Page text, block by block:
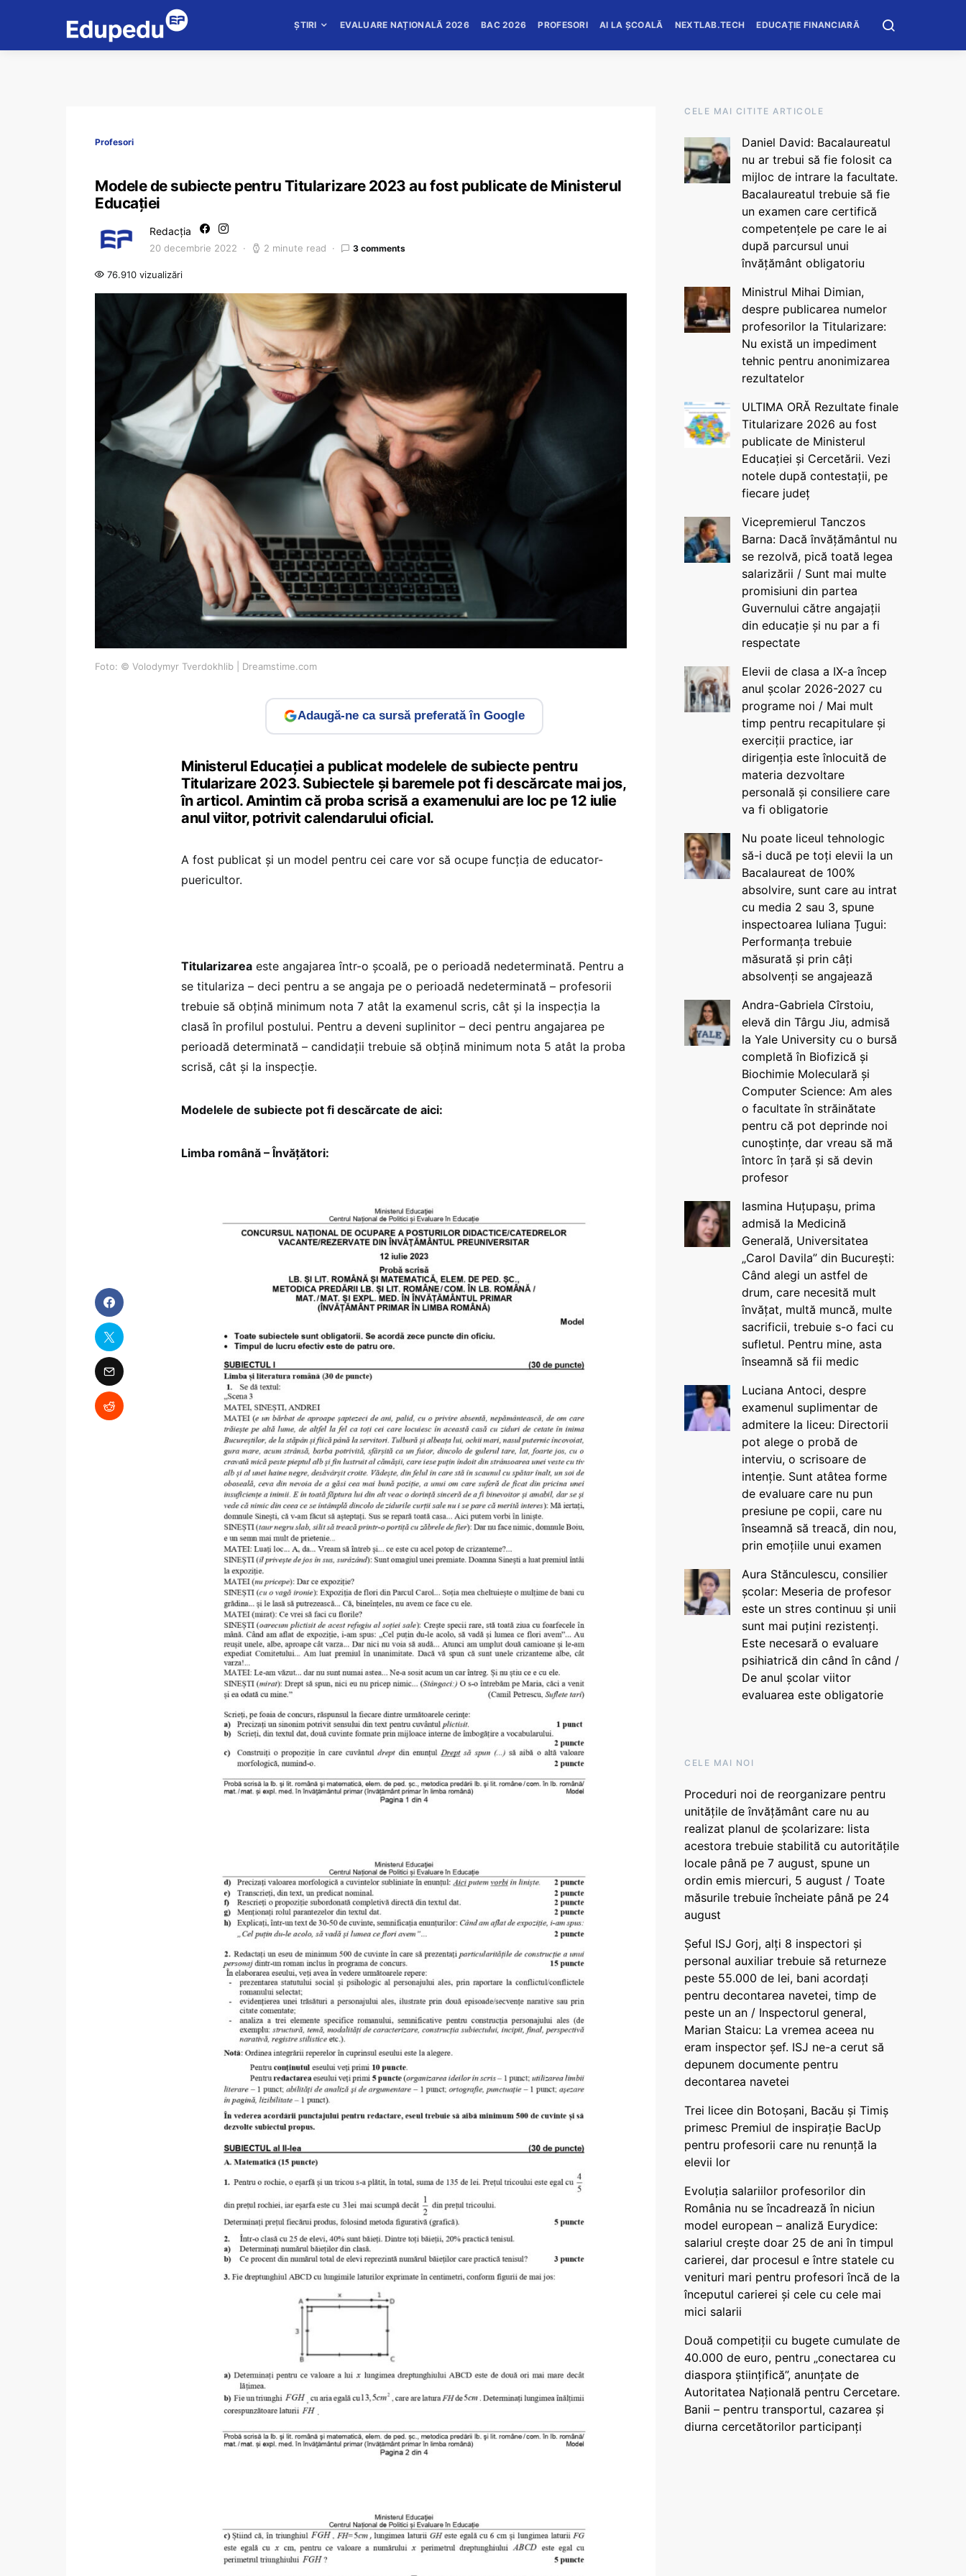
ȘTIRI EVALUARE NAȚIONALĂ 2026 BAC 2026 PROFESORI AI LA ȘCOALĂ NEXTLAB.TECH EDUCAȚIE FINANCIARĂ
Profesori
Modele de subiecte pentru Titularizare 2023 au fost publicate de Ministerul
Educației
Redacția
20 decembrie 2022 2 minute read 3 comments
76.910 vizualizări
Foto: © Volodymyr Tverdokhlib | Dreamstime.com
Adaugă-ne ca sursă preferată în Google
Ministerul Educației a publicat modelele de subiecte pentru
Titularizare 2023. Subiectele și baremele pot fi descărcate mai jos,
în articol. Amintim că proba scrisă a examenului are loc pe 12 iulie
anul viitor, potrivit calendarului oficial.
A fost publicat și un model pentru cei care vor să ocupe funcția de educator-
puericultor.
Titularizarea este angajarea într-o școală, pe o perioadă nedeterminată. Pentru a
se titulariza – deci pentru a se angaja pe o perioadă nedeterminată – profesorii
trebuie să obțină minimum nota 7 atât la examenul scris, cât și la inspecția la
clasă în profilul postului. Pentru a deveni suplinitor – deci pentru angajarea pe
perioadă determinată – candidații trebuie să obțină minimum nota 5 atât la proba
scrisă, cât și la inspecție.
Modelele de subiecte pot fi descărcate de aici:
Limba română – Învățători:
CELE MAI CITITE ARTICOLE
Daniel David: Bacalaureatul
nu ar trebui să fie folosit ca
mijloc de intrare la facultate.
Bacalaureatul trebuie să fie
un examen care certifică
competențele pe care le ai
după parcursul unui
învățământ obligatoriu
Ministrul Mihai Dimian,
despre publicarea numelor
profesorilor la Titularizare:
Nu există un impediment
tehnic pentru anonimizarea
rezultatelor
ULTIMA ORĂ Rezultate finale
Titularizare 2026 au fost
publicate de Ministerul
Educației și Cercetării. Vezi
notele după contestații, pe
fiecare județ
Vicepremierul Tanczos
Barna: Dacă învățământul nu
se rezolvă, pică toată legea
salarizării / Sunt mai multe
promisiuni din partea
Guvernului către angajații
din educație și nu par a fi
respectate
Elevii de clasa a IX-a încep
anul școlar 2026-2027 cu
programe noi / Mai mult
timp pentru recapitulare și
exerciții practice, iar
dirigenția este înlocuită de
materia dezvoltare
personală și consiliere care
va fi obligatorie
Nu poate liceul tehnologic
să-i ducă pe toți elevii la un
Bacalaureat de 100%
absolvire, sunt care au intrat
cu media 2 sau 3, spune
inspectoarea Iuliana Țugui:
Performanța trebuie
măsurată și prin câți
absolvenți se angajează
Andra-Gabriela Cîrstoiu,
elevă din Târgu Jiu, admisă
la Yale University cu o bursă
completă în Biofizică și
Biochimie Moleculară și
Computer Science: Am ales
o facultate în străinătate
pentru că pot deprinde noi
cunoștințe, dar vreau să mă
întorc în țară și să devin
profesor
Iasmina Huțupașu, prima
admisă la Medicină
Generală, Universitatea
„Carol Davila” din București:
Când alegi un astfel de
drum, care necesită mult
învățat, multă muncă, multe
sacrificii, trebuie s-o faci cu
sufletul. Pentru mine, asta
înseamnă să fii medic
Luciana Antoci, despre
examenul suplimentar de
admitere la liceu: Directorii
pot alege o probă de
interviu, o scrisoare de
intenție. Sunt atâtea forme
de evaluare care nu pun
presiune pe copii, care nu
înseamnă să treacă, din nou,
prin emoțiile unui examen
Aura Stănculescu, consilier
școlar: Meseria de profesor
este un stres continuu și unii
sunt mai puțini rezistenți.
Este necesară o evaluare
psihiatrică din când în când /
De anul școlar viitor
evaluarea este obligatorie
CELE MAI NOI
Proceduri noi de reorganizare pentru
unitățile de învățământ care nu au
realizat planul de școlarizare: lista
acestora trebuie stabilită cu autoritățile
locale până pe 7 august, spune un
ordin emis miercuri, 5 august / Toate
măsurile trebuie încheiate până pe 24
august
Șeful ISJ Gorj, alți 8 inspectori și
personal auxiliar trebuie să returneze
peste 55.000 de lei, bani acordați
pentru decontarea navetei, timp de
peste un an / Inspectorul general,
Marian Staicu: La vremea aceea nu
eram inspector șef. ISJ ne-a cerut să
depunem documente pentru
decontarea navetei
Trei licee din Botoșani, Bacău și Timiș
primesc Premiul de inspirație BacUp
pentru profesorii care nu renunță la
elevii lor
Evoluția salariilor profesorilor din
România nu se încadrează în niciun
model european – analiză Eurydice:
salariul crește doar 25 de ani în timpul
carierei, dar procesul e între statele cu
venituri mari pentru profesori încă de la
începutul carierei și cele cu cele mai
mici salarii
Două competiții cu bugete cumulate de
40.000 de euro, pentru „conectarea cu
diaspora științifică”, anunțate de
Autoritatea Națională pentru Cercetare.
Banii – pentru transportul, cazarea și
diurna cercetătorilor participanți